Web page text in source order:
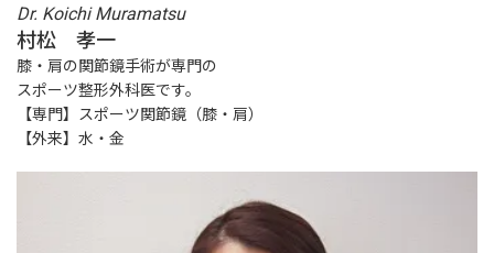
Dr. Koichi Muramatsu
村松 孝一
膝・肩の関節鏡手術が専門の
スポーツ整形外科医です。
【専門】スポーツ関節鏡（膝・肩）
【外来】水・金